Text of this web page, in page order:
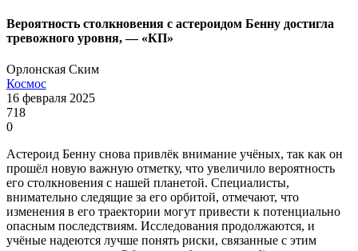
Вероятность столкновения с астероидом Бенну достигла
тревожного уровня, — «КП»
Орлонская Ским
Космос
16 февраля 2025
718
0
Астероид Бенну снова привлёк внимание учёных, так как он
прошёл новую важную отметку, что увеличило вероятность
его столкновения с нашей планетой. Специалисты,
внимательно следящие за его орбитой, отмечают, что
изменения в его траектории могут привести к потенциально
опасным последствиям. Исследования продолжаются, и
учёные надеются лучше понять риски, связанные с этим